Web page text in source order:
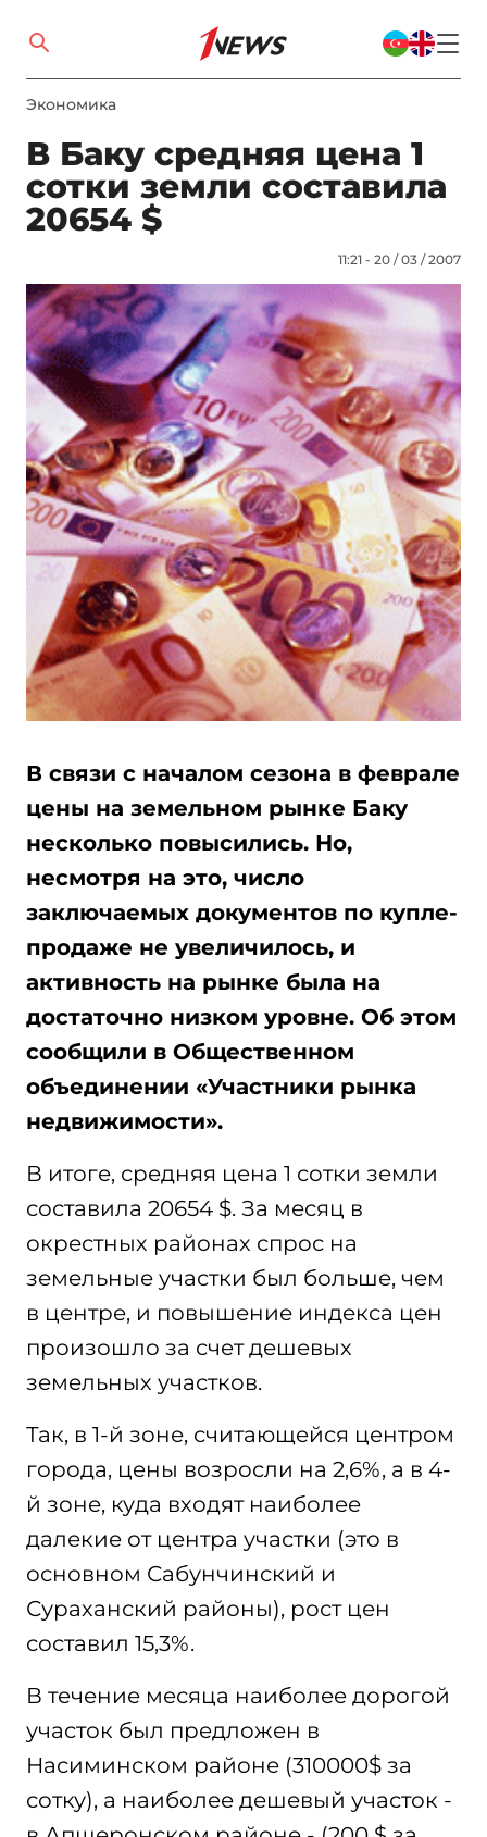
Экономика
В Баку средняя цена 1
сотки земли составила
20654 $
11:21 - 20 / 03 / 2007
В связи с началом сезона в феврале
цены на земельном рынке Баку
несколько повысились. Но,
несмотря на это, число
заключаемых документов по купле-
продаже не увеличилось, и
активность на рынке была на
достаточно низком уровне. Об этом
сообщили в Общественном
объединении «Участники рынка
недвижимости».
В итоге, средняя цена 1 сотки земли
составила 20654 $. За месяц в
окрестных районах спрос на
земельные участки был больше, чем
в центре, и повышение индекса цен
произошло за счет дешевых
земельных участков.
Так, в 1-й зоне, считающейся центром
города, цены возросли на 2,6%, а в 4-
й зоне, куда входят наиболее
далекие от центра участки (это в
основном Сабунчинский и
Сураханский районы), рост цен
составил 15,3%.
В течение месяца наиболее дорогой
участок был предложен в
Насиминском районе (310000$ за
сотку), а наиболее дешевый участок -